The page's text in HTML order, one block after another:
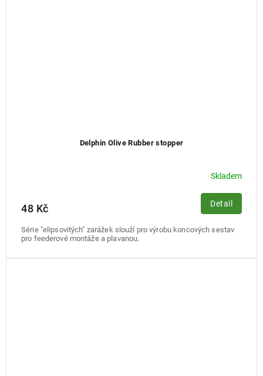
Delphin Olive Rubber stopper
Skladem
48 Kč Detail
Série "elipsovitých" zarážek slouží pro výrobu koncových sestav
pro feederové montáže a plavanou.